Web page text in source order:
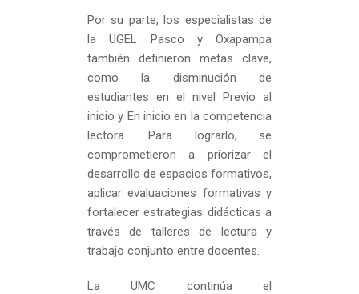
Por su parte, los especialistas de
la UGEL Pasco y Oxapampa
también definieron metas clave,
como la disminución de
estudiantes en el nivel Previo al
inicio y En inicio en la competencia
lectora. Para lograrlo, se
comprometieron a priorizar el
desarrollo de espacios formativos,
aplicar evaluaciones formativas y
fortalecer estrategias didácticas a
través de talleres de lectura y
trabajo conjunto entre docentes.
La UMC continúa el